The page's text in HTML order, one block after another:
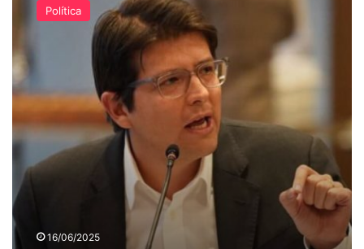
Miguel
fue
sometido
a
una
cirugía
Política
16/06/2025